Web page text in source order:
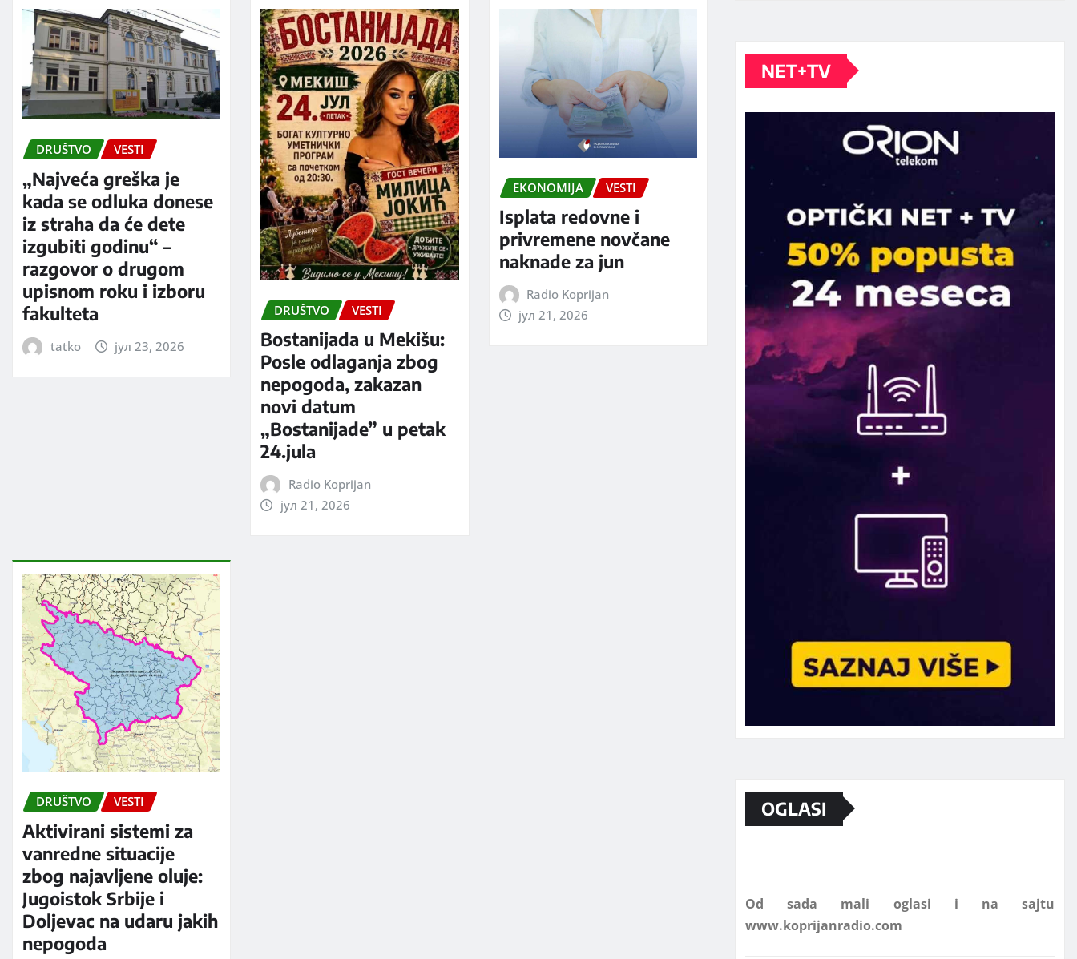
DRUŠTVO VESTI
„Najveća greška je
kada se odluka donese
iz straha da će dete
izgubiti godinu“ –
razgovor o drugom
upisnom roku i izboru
fakulteta
tatko јул 23, 2026
DRUŠTVO VESTI
Bostanijada u Mekišu:
Posle odlaganja zbog
nepogoda, zakazan
novi datum
„Bostanijade” u petak
24.jula
Radio Koprijan
јул 21, 2026
EKONOMIJA VESTI
Isplata redovne i
privremene novčane
naknade za jun
Radio Koprijan
јул 21, 2026
DRUŠTVO VESTI
Aktivirani sistemi za
vanredne situacije
zbog najavljene oluje:
Jugoistok Srbije i
Doljevac na udaru jakih
nepogoda
NET+TV
OGLASI
Marketing telefon 062 463 002
www.koprijanradio.com